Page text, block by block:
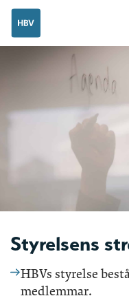
Styrelsens
HBVs styrelse
medlemmar.